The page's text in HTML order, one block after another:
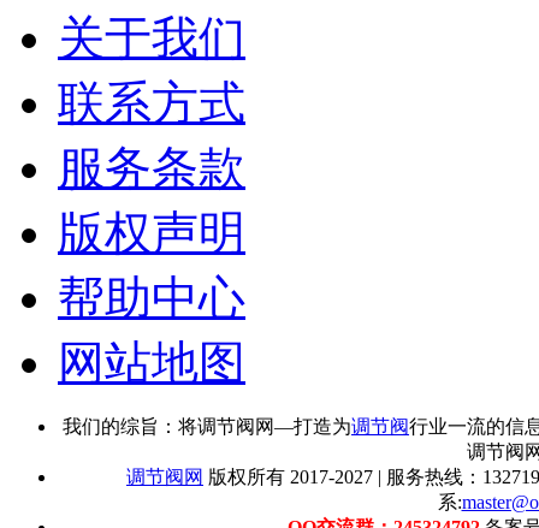
关于我们
联系方式
服务条款
版权声明
帮助中心
网站地图
我们的综旨：将调节阀网—打造为调节阀行业一流的信
调节阀
调节阀网 版权所有 2017-2027 | 服务热线：
系: